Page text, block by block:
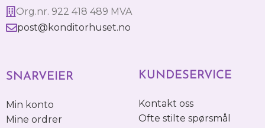
Org.nr. 922 418 489 MVA
post@konditorhuset.no
SNARVEIER
Min konto
Mine ordrer
KUNDESERVICE
Kontakt oss
Ofte stilte spørsmål